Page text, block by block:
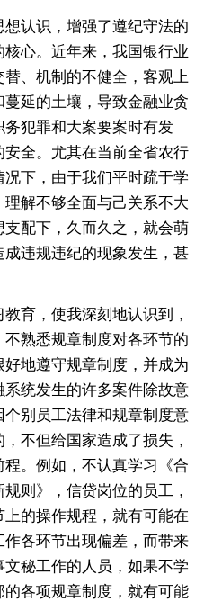
认识，增强了遵纪守法的
心。近年来，我国银行业
、机制的不健全，客观上
延的土壤，导致金融业贪
犯罪和大案要案时有发
全。尤其在当前全省农行
下，由于我们平时疏于学
解不够全面与己关系不大
配下，久而久之，就会萌
违规违纪的现象发生，甚
育，使我深刻地认识到，
熟悉规章制度对各环节的
地遵守规章制度，并成为
统发生的许多案件除故意
别员工法律和规章制度意
不但给国家造成了损失，
。例如，不认真学习《合
则》，信贷岗位的员工，
的操作规程，就有可能在
各环节出现偏差，而带来
秘工作的人员，如果不学
各项规章制度，就有可能